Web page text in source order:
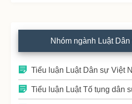
Nhóm ngành Luật
Tiểu luận Luật Dân sự Việt
Tiểu luận Luật Tố tụng dân